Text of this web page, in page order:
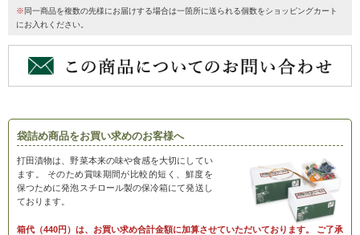
※ 同一商品を複数の先様にお届けする場合は一箇所に送られる個数をショッピングカート
にお入れください。
袋詰め商品をお買い求めのお客様へ
打田漬物は、野菜本来の味や食感を大切にしてい
ます。
そのため賞味期間が比較的短く、鮮度を
保つために発泡スチロール製の保冷箱にて発送し
ております。
箱代（440円）は、お買い求め合計金額に加算させていただいております。
ご了承